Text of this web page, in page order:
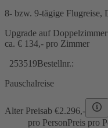
8- bzw. 9-tägige
Upgrade auf
ca. € 134,- pro Zimmer
253519Bestellnr.:
Pauschalreise
Alter Preisab €2.296,-
pro PersonPreis pro